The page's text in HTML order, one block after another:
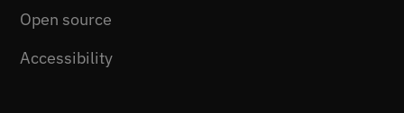
Open source
Accessibility